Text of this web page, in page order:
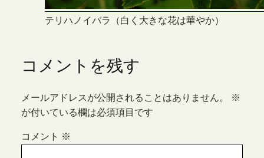
テリハノイバラ（白く大きな花は華やか）
コメントを残す
メールアドレスが公開されることはありません。
※
が付いている欄は必須項目です
コメント ※